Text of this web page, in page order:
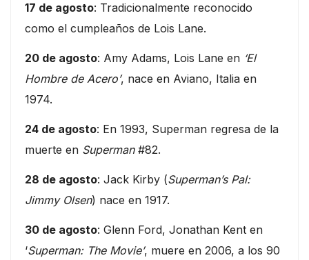
17 de agosto: Tradicionalmente reconocido
como el cumpleaños de Lois Lane.
20 de agosto: Amy Adams, Lois Lane en ‘El
Hombre de Acero’, nace en Aviano, Italia en
1974.
24 de agosto: En 1993, Superman regresa de la
muerte en Superman#82.
28 de agosto: Jack Kirby (Superman’s Pal:
Jimmy Olsen) nace en 1917.
30 de agosto: Glenn Ford, Jonathan Kent en
‘Superman: The Movie’, muere en 2006, a los 90